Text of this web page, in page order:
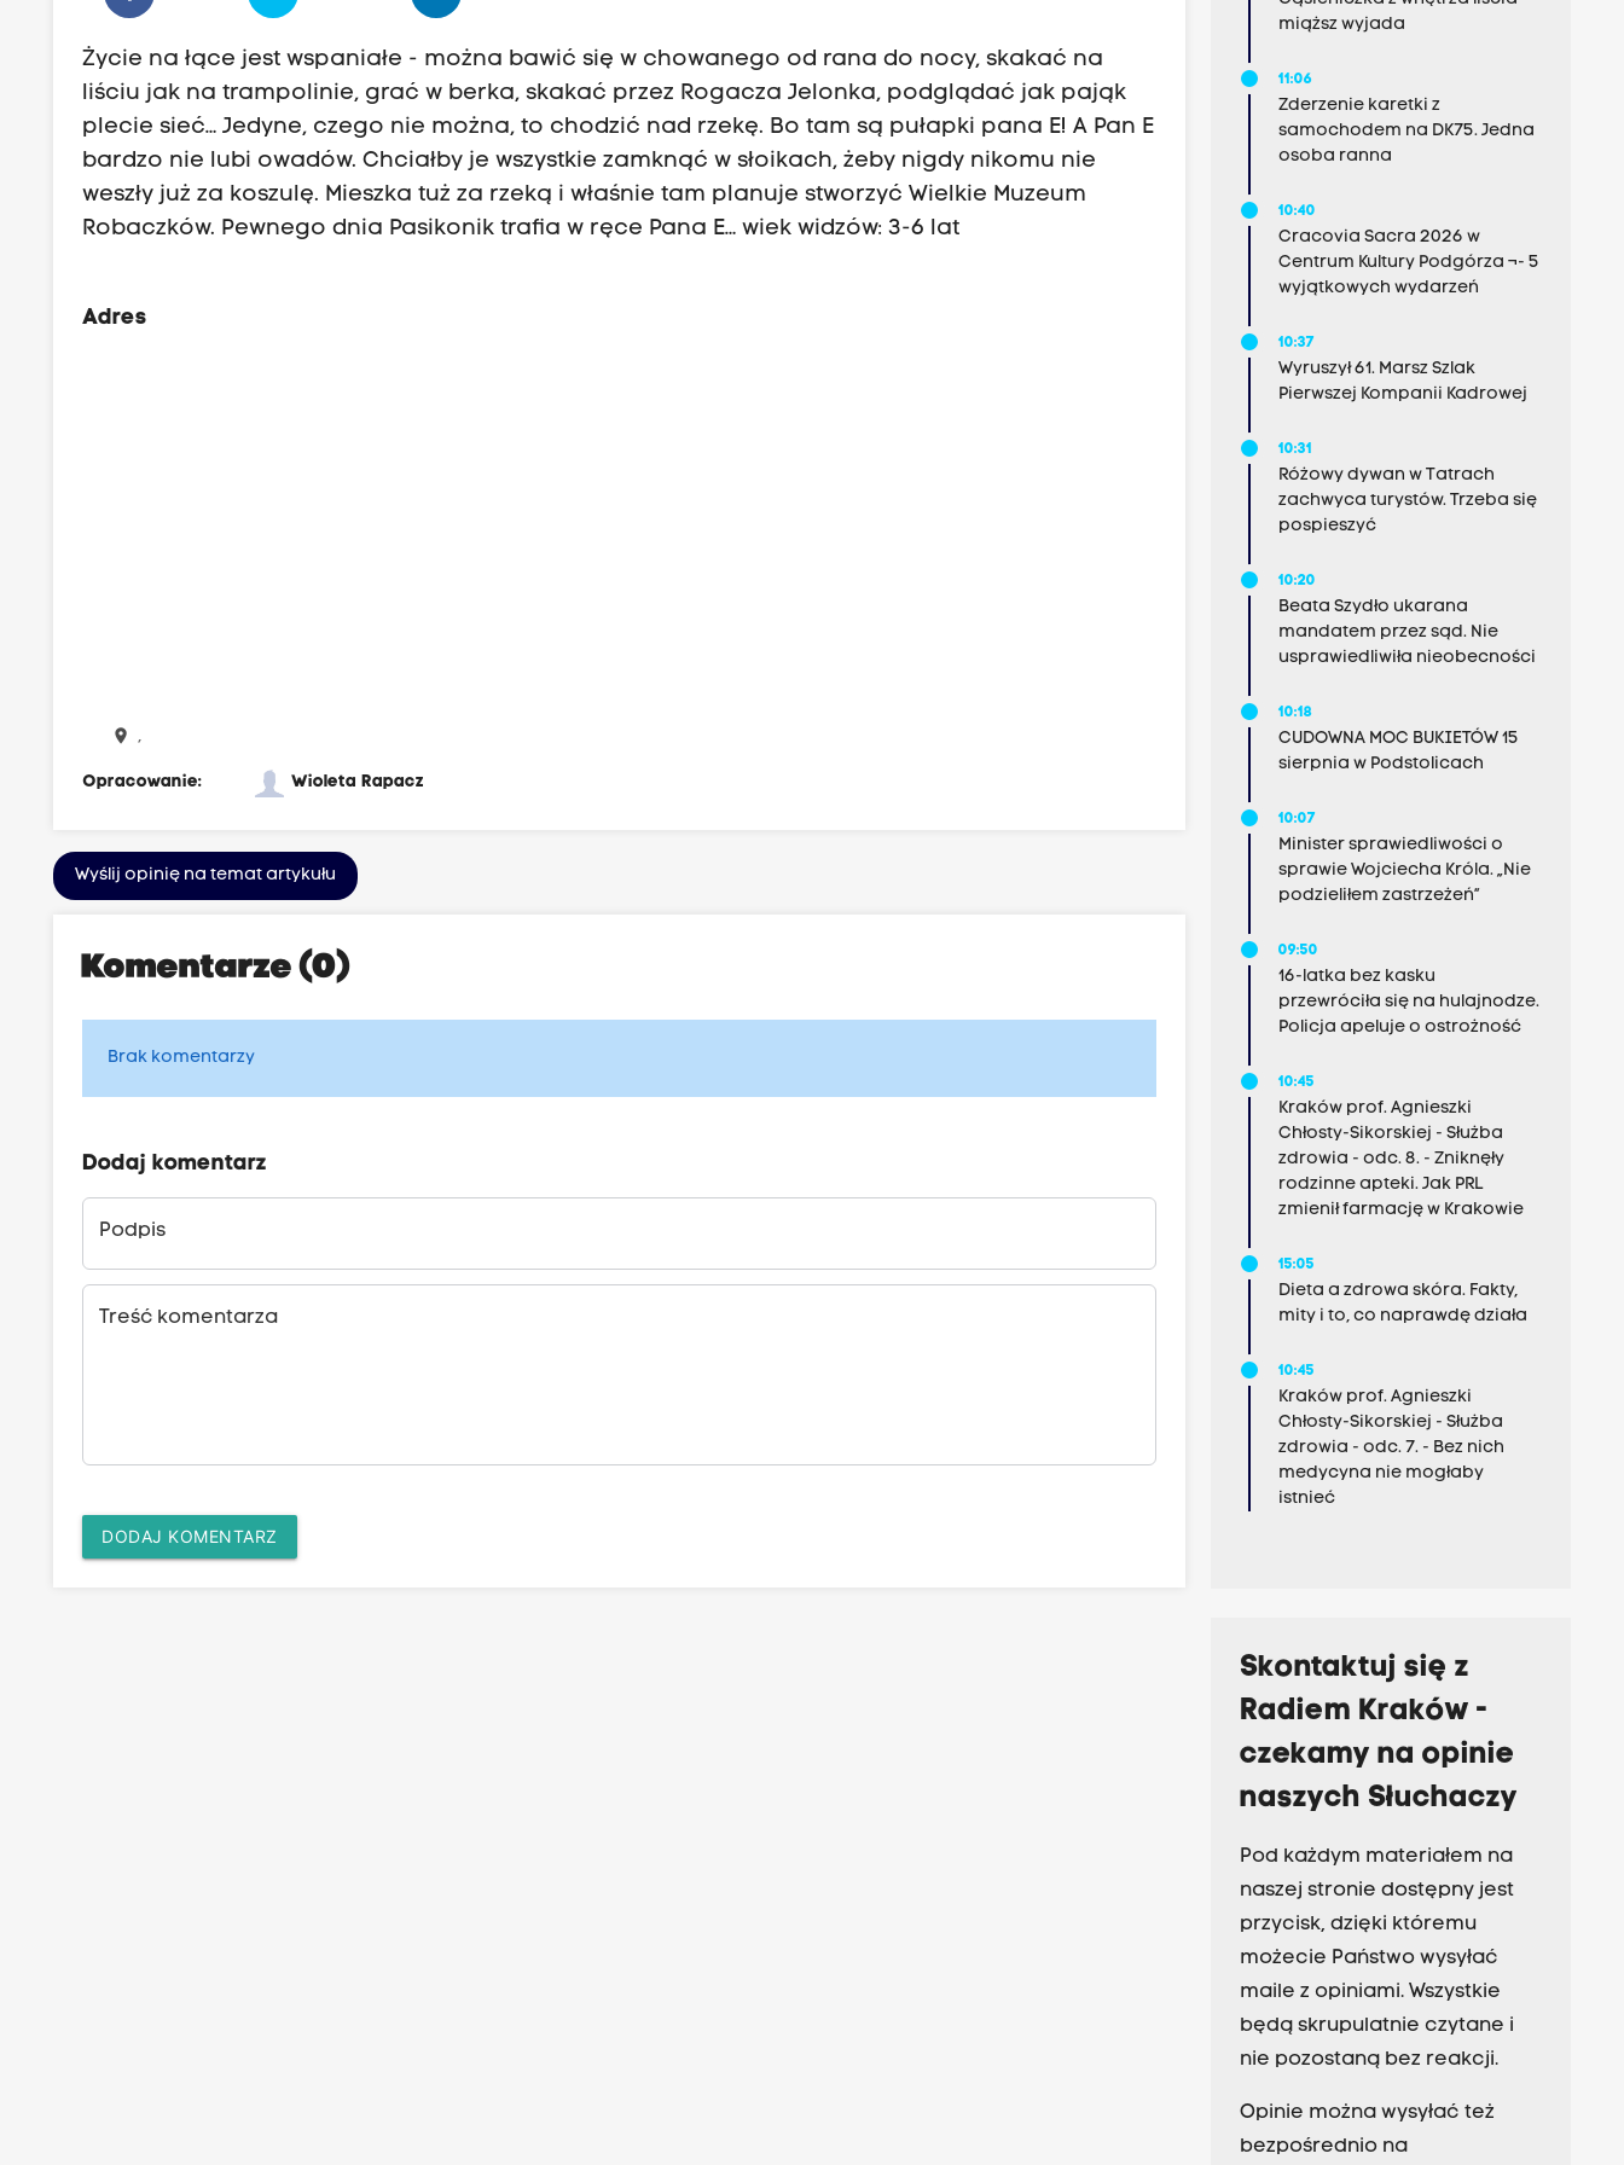
Życie na łące jest wspaniałe - można bawić się w chowanego od rana do nocy, skakać na
liściu jak na trampolinie, grać w berka, skakać przez Rogacza Jelonka, podglądać jak pająk
plecie sieć… Jedyne, czego nie można, to chodzić nad rzekę. Bo tam są pułapki pana E! A Pan E
bardzo nie lubi owadów. Chciałby je wszystkie zamknąć w słoikach, żeby nigdy nikomu nie
weszły już za koszulę. Mieszka tuż za rzeką i właśnie tam planuje stworzyć Wielkie Muzeum
Robaczków. Pewnego dnia Pasikonik trafia w ręce Pana E… wiek widzów: 3-6 lat
Adres
place ,
Opracowanie: Wioleta Rapacz
Wyślij opinię na temat artykułu
Komentarze (0)
Brak komentarzy
Dodaj komentarz
Podpis
Treść komentarza
DODAJ KOMENTARZ
miąższ wyjada
11:06
Zderzenie karetki z
samochodem na DK75. Jedna
osoba ranna
10:40
Cracovia Sacra 2026 w
Centrum Kultury Podgórza ¬- 5
wyjątkowych wydarzeń
10:37
Wyruszył 61. Marsz Szlak
Pierwszej Kompanii Kadrowej
10:31
Różowy dywan w Tatrach
zachwyca turystów. Trzeba się
pospieszyć
10:20
Beata Szydło ukarana
mandatem przez sąd. Nie
usprawiedliwiła nieobecności
10:18
CUDOWNA MOC BUKIETÓW 15
sierpnia w Podstolicach
10:07
Minister sprawiedliwości o
sprawie Wojciecha Króla. „Nie
podzieliłem zastrzeżeń”
09:50
16-latka bez kasku
przewróciła się na hulajnodze.
Policja apeluje o ostrożność
10:45
Kraków prof. Agnieszki
Chłosty-Sikorskiej - Służba
zdrowia - odc. 8. - Zniknęły
rodzinne apteki. Jak PRL
zmienił farmację w Krakowie
15:05
Dieta a zdrowa skóra. Fakty,
mity i to, co naprawdę działa
10:45
Kraków prof. Agnieszki
Chłosty-Sikorskiej - Służba
zdrowia - odc. 7. - Bez nich
medycyna nie mogłaby
istnieć
Skontaktuj się z
Radiem Kraków -
czekamy na opinie
naszych Słuchaczy
Pod każdym materiałem na
naszej stronie dostępny jest
przycisk, dzięki któremu
możecie Państwo wysyłać
maile z opiniami. Wszystkie
będą skrupulatnie czytane i
nie pozostaną bez reakcji.
Opinie można wysyłać też
bezpośrednio na